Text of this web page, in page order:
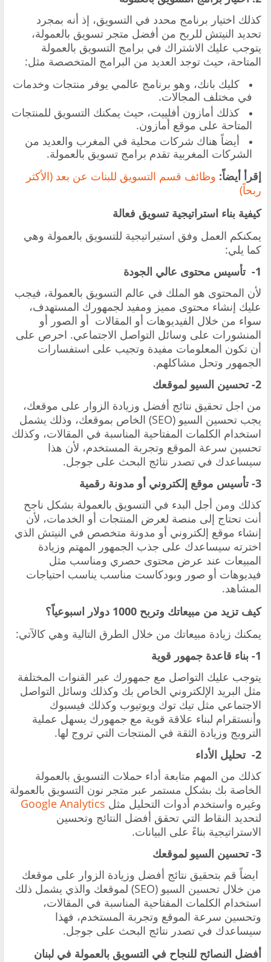
كذلك اختيار برنامج محدد في التسويق، إذ أنه بمجرد
تحديد النيتش للربح من أفضل متجر تسويق بالعمولة،
يتوجب عليك الاشتراك في برامج التسويق بالعمولة
المتاحة، حيث توجد العديد من البرامج المتخصصة مثل:
كليك بانك، وهو برنامج عالمي يوفر منتجات وخدمات
في مختلف المجالات.
كذلك أمازون أفلييت، حيث يمكنك التسويق للمنتجات
المتاحة على موقع أمازون.
أيضاً هناك شركات محلية في المغرب والعديد من
الشركات المغربية تقدم برامج تسويق بالعمولة.
إقرأ أيضاً: وظائف قسم التسويق للبنات عن بعد (الأكثر
ربحاً)
كيفية بناء استراتيجية تسويق فعالة
يمكنكم العمل وفق استيراتيجية للتسويق بالعمولة وهي
كما يلي:
1- تأسيس محتوى عالي الجودة
لأن المحتوى هو الملك في عالم التسويق بالعمولة، فيجب
عليك إنشاء محتوى مميز ومفيد لجمهورك المستهدف،
سواء من خلال الفيديوهات أو المقالات أو الصور أو
المنشورات على وسائل التواصل الاجتماعي. احرص على
أن تكون المعلومات مفيدة وتجيب على استفسارات
الجمهور وتحل مشاكلهم.
2- تحسين السيو لموقعك
من اجل تحقيق نتائج أفضل وزيادة الزوار على موقعك،
يجب تحسين السيو (SEO) الخاص بموقعك، وذلك يشمل
استخدام الكلمات المفتاحية المناسبة في المقالات، وكذلك
تحسين سرعة الموقع وتجربة المستخدم، لأن هذا
سيساعدك في تصدر نتائج البحث على جوجل.
3- تأسيس موقع إلكتروني أو مدونة رقمية
كذلك ومن أجل البدء في التسويق بالعمولة بشكل ناجح
أنت تحتاج إلى منصة لعرض المنتجات أو الخدمات، لأن
إنشاء موقع إلكتروني أو مدونة متخصص في النيتش الذي
اخترته سيساعدك على جذب الجمهور المهتم وزيادة
المبيعات عند عرض محتوى حصري ومناسب مثل
فيديوهات أو صور وبودكاست مناسب يناسب احتياجات
المشاهد.
كيف تزيد من مبيعاتك وتربح 1000 دولار اسبوعياً؟
يمكنك زيادة مبيعاتك من خلال الطرق التالية وهي كالآتي:
1- بناء قاعدة جمهور قوية
يتوجب عليك التواصل مع جمهورك عبر القنوات المختلفة
مثل البريد الإلكتروني الخاص بك وكذلك وسائل التواصل
الاجتماعي مثل تيك توك ويوتيوب وكذلك فيسبوك
وأنستقرام لبناء علاقة قوية مع جمهورك يسهل عملية
الترويج وزيادة الثقة في المنتجات التي تروج لها.
2- تحليل الأداء
كذلك من المهم متابعة أداء حملات التسويق بالعمولة
الخاصة بك بشكل مستمر عبر متجر نون التسويق بالعمولة
وغيره واستخدم أدوات التحليل مثل
لتحديد النقاط التي تحقق أفضل النتائج وتحسين
الاستراتيجية بناءً على البيانات.
3- تحسين السيو لموقعك
ايضاً قم بتحقيق نتائج أفضل وزيادة الزوار على موقعك
من خلال تحسين السيو (SEO) لموقعك والذي يشمل ذلك
استخدام الكلمات المفتاحية المناسبة في المقالات،
وتحسين سرعة الموقع وتجربة المستخدم، فهذا
سيساعدك في تصدر نتائج البحث على جوجل.
أفضل النصائح للنجاح في التسويق بالعمولة في لبنان